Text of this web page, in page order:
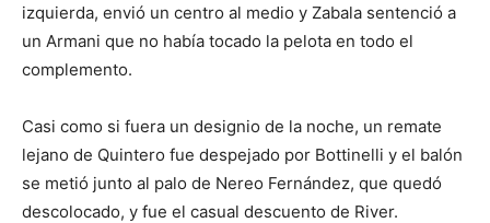
izquierda, envió un centro al medio y Zabala sentenció a
un Armani que no había tocado la pelota en todo el
complemento.
Casi como si fuera un designio de la noche, un remate
lejano de Quintero fue despejado por Bottinelli y el balón
se metió junto al palo de Nereo Fernández, que quedó
descolocado, y fue el casual descuento de River.